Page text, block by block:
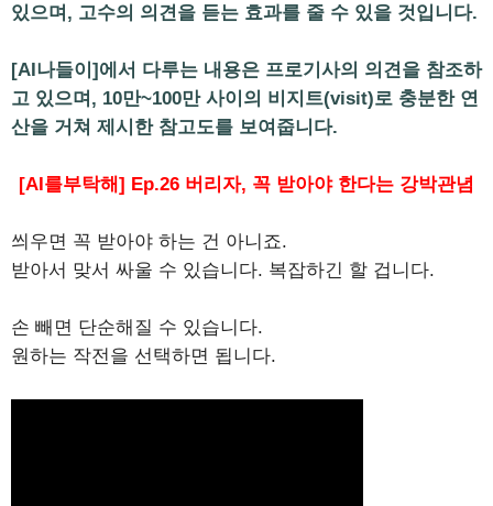
있으며, 고수의 의견을 듣는 효과를 줄 수 있을 것입니다.
[AI나들이]에서 다루는 내용은 프로기사의 의견을 참조하
고 있으며, 10만~100만 사이의 비지트(visit)로 충분한 연
산을 거쳐 제시한 참고도를 보여줍니다.
[AI를부탁해] Ep.26 버리자, 꼭 받아야 한다는 강박관념
씌우면 꼭 받아야 하는 건 아니죠.
받아서 맞서 싸울 수 있습니다. 복잡하긴 할 겁니다.
손 빼면 단순해질 수 있습니다.
원하는 작전을 선택하면 됩니다.